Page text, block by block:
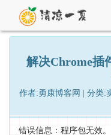
解决Chrome插
作者:勇康博客网 | 分类:
错误信息：程序包无效。